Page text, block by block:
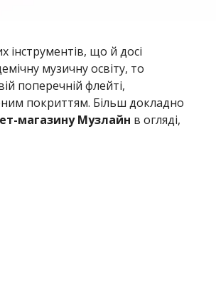
інструментів, що й досі
музичну освіту, то
поперечній флейті,
покриттям. Більш докладно
магазину Музлайн в огляді,